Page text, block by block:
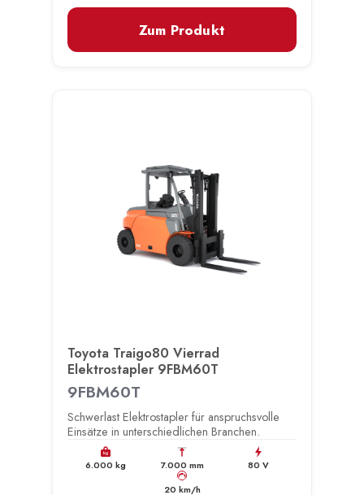
Zum Produkt
Toyota Traigo80 Vierrad
Elektrostapler 9FBM60T
9FBM60T
Schwerlast Elektrostapler für anspruchsvolle
Einsätze in unterschiedlichen Branchen.
kg
6.000 kg 7.000 mm 80 V
km/h
20 km/h